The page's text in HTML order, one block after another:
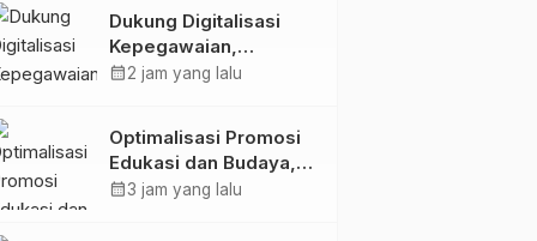
Dukung Digitalisasi
Kepegawaian,
DPMPTSP Sulbar Siap
calendar_month2 jam yang lalu
Optimalisasi Promosi
Edukasi dan Budaya,
Anjungan Provinsi
calendar_month3 jam yang lalu